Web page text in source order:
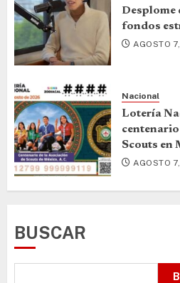
Desplome
fondos
AGOSTO
Nacional
Lotería
Scouts en
AGOSTO
BUSCAR